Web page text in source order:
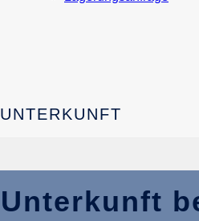
UNTERKUNFT
Unterkunft